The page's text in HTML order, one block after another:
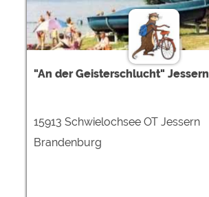
"An der Geisterschlucht" Jessern
15913 Schwielochsee OT Jessern
Brandenburg